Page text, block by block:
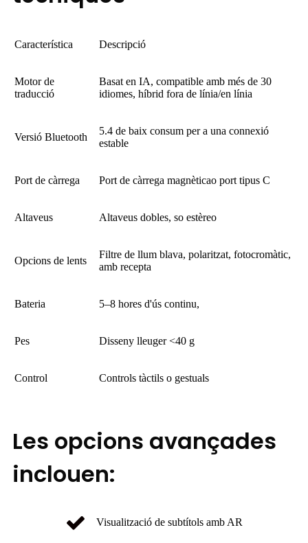
Característica Descripció
Motor de
traducció
Basat en IA, compatible amb més de 30
idiomes, híbrid fora de línia/en línia
Versió Bluetooth
5.4 de baix consum per a una connexió
estable
Port de càrrega Port de càrrega magnèticao port tipus C
Altaveus Altaveus dobles, so estèreo
Opcions de lents
Filtre de llum blava, polaritzat, fotocromàtic,
amb recepta
Bateria 5–8 hores d'ús continu,
Pes Disseny lleuger <40 g
Control Controls tàctils o gestuals
Les opcions avançades
inclouen:
Visualització de subtítols amb AR